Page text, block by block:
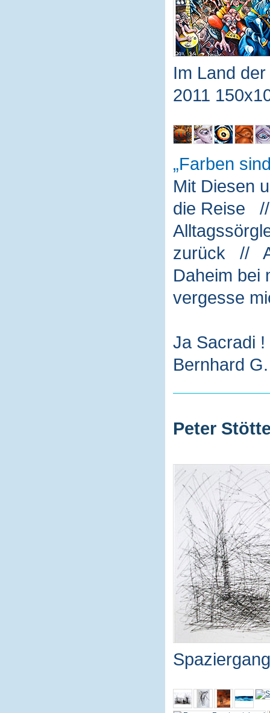
Im Land
2011
Farben
Mit Diesen
die Reise
zurück //
Daheim
vergesse
Ja Sacradi
Bernhard
Peter